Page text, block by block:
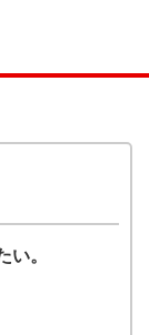
い。